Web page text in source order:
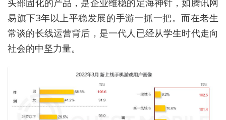
头部固化的产品，是企业维稳的定海神针，如腾讯网
易旗下3年以上平稳发展的手游一抓一把。而在老生
常谈的长线运营背后，是一代人已经从学生时代走向
社会的中坚力量。